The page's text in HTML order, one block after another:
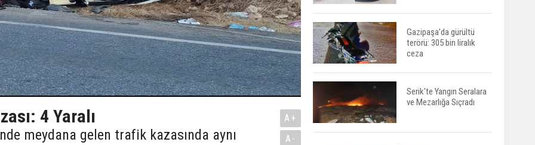
4 Yaralı
meydana gelen trafik kazasında aynı
A+
A-
Gazipaşa’da gürültü
terörü: 305 bin liralık
ceza
Serik'te Yangın Seralara
ve Mezarlığa Sıçradı